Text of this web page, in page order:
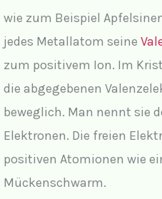
wie zum Beispiel
jedes Metallatom seine
zum positivem Ion. Im
die abgegebenen
beweglich. Man nennt sie
Elektronen. Die freien
positiven Atomionen wie
Mückenschwarm.